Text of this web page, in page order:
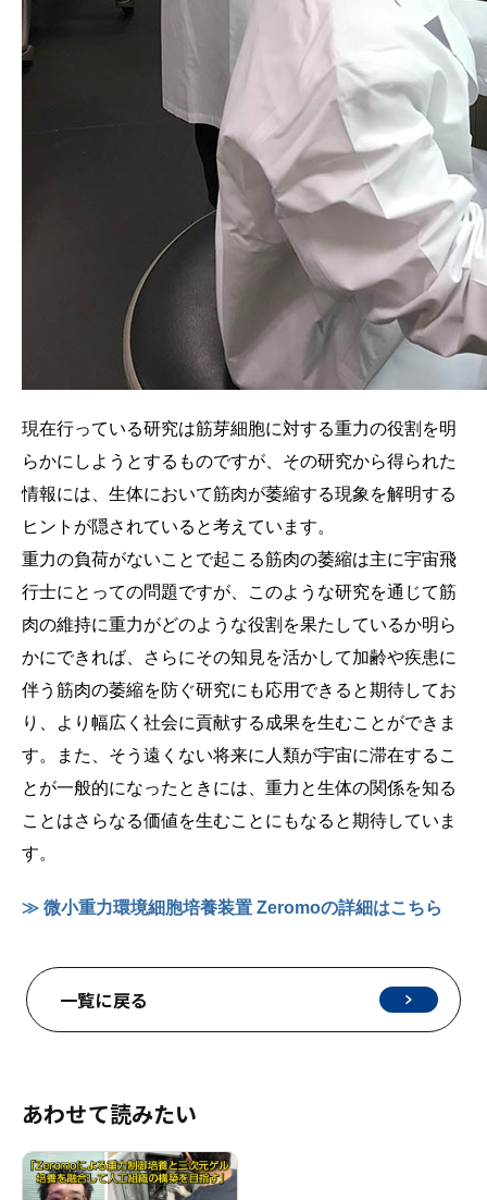
現在行っている研究は筋芽細胞に対する重力の役割を明
らかにしようとするものですが、その研究から得られた
情報には、生体において筋肉が萎縮する現象を解明する
ヒントが隠されていると考えています。
重力の負荷がないことで起こる筋肉の萎縮は主に宇宙飛
行士にとっての問題ですが、このような研究を通じて筋
肉の維持に重力がどのような役割を果たしているか明ら
かにできれば、さらにその知見を活かして加齢や疾患に
伴う筋肉の萎縮を防ぐ研究にも応用できると期待してお
り、より幅広く社会に貢献する成果を生むことができま
す。また、そう遠くない将来に人類が宇宙に滞在するこ
とが一般的になったときには、重力と生体の関係を知る
ことはさらなる価値を生むことにもなると期待していま
す。
≫ 微小重力環境細胞培養装置 Zeromoの詳細はこちら
一覧に戻る
あわせて読みたい